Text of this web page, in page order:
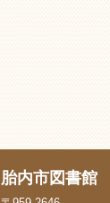
胎内市図書館